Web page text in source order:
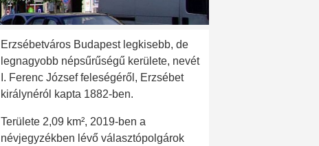
Erzsébetváros Budapest legkisebb, de
legnagyobb népsűrűségű kerülete, nevét
I. Ferenc József feleségéről, Erzsébet
királynéról kapta 1882-ben.
Területe 2,09 km², 2019-ben a
névjegyzékben lévő választópolgárok